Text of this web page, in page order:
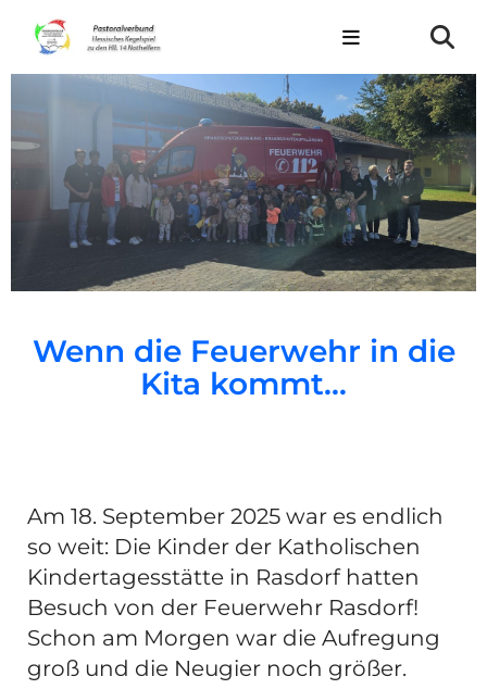
Wenn die Feuerwehr in die
Kita kommt…
Am 18. September 2025 war es endlich
so weit: Die Kinder der Katholischen
Kindertagesstätte in Rasdorf hatten
Besuch von der Feuerwehr Rasdorf!
Schon am Morgen war die Aufregung
groß und die Neugier noch größer.